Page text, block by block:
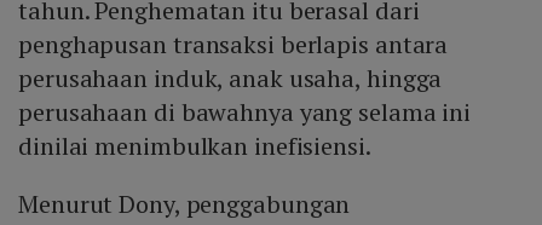
tahun. Penghematan itu berasal dari
penghapusan transaksi berlapis antara
perusahaan induk, anak usaha, hingga
perusahaan di bawahnya yang selama ini
dinilai menimbulkan inefisiensi.
Menurut Dony, penggabungan